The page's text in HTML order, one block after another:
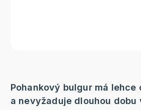
Pohankový bulgur má lehce
a nevyžaduje dlouhou dobu